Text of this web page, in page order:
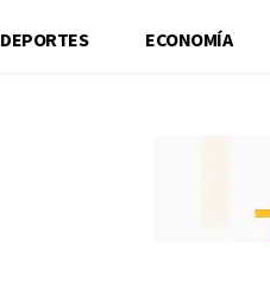
DEPORTES ECONOMÍA